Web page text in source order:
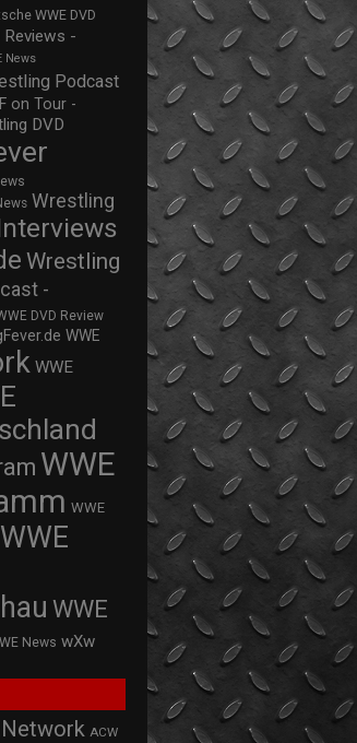
WWE DVD
-
News
Podcast
on Tour -
DVD
Wrestling
Wrestling
-
DVD Review
WWE
WWE
WWE
WWE
WWE
WWE
News wXw
ACW